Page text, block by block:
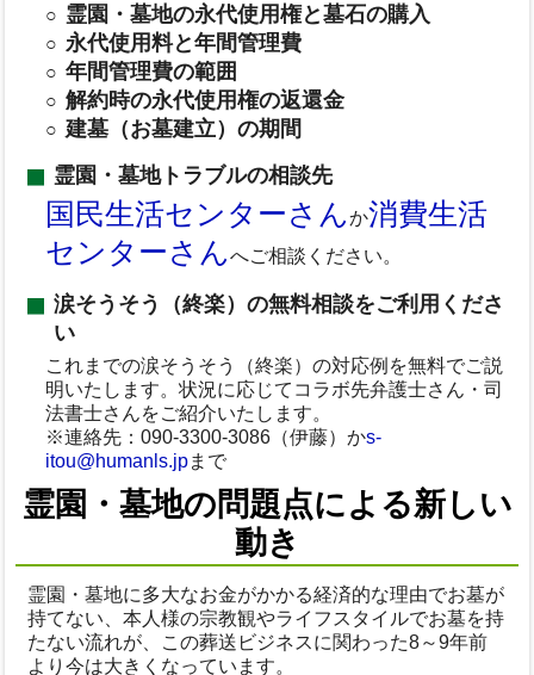
霊園・墓地の永代使用権と墓石の購入
永代使用料と年間管理費
年間管理費の範囲
解約時の永代使用権の返還金
建墓（お墓建立）の期間
霊園・墓地トラブルの相談先
国民生活センターさんか消費生活
センターさんへご相談ください。
涙そうそう（終楽）の無料相談をご利用くださ
い
これまでの涙そうそう（終楽）の対応例を無料でご説
明いたします。状況に応じてコラボ先弁護士さん・司
法書士さんをご紹介いたします。
※連絡先：090-3300-3086（伊藤）かs-
itou@humanls.jpまで
霊園・墓地の問題点による新しい
動き
霊園・墓地に多大なお金がかかる経済的な理由でお墓が
持てない、本人様の宗教観やライフスタイルでお墓を持
たない流れが、この葬送ビジネスに関わった8～9年前
より今は大きくなっています。